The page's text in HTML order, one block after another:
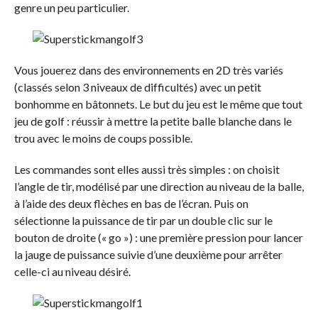
genre un peu particulier.
Vous jouerez dans des environnements en 2D très variés
(classés selon 3 niveaux de difficultés) avec un petit
bonhomme en bâtonnets. Le but du jeu est le même que tout
jeu de golf : réussir à mettre la petite balle blanche dans le
trou avec le moins de coups possible.
Les commandes sont elles aussi très simples : on choisit
l’angle de tir, modélisé par une direction au niveau de la balle,
à l’aide des deux flèches en bas de l’écran. Puis on
sélectionne la puissance de tir par un double clic sur le
bouton de droite (« go ») : une première pression pour lancer
la jauge de puissance suivie d’une deuxième pour arrêter
celle-ci au niveau désiré.